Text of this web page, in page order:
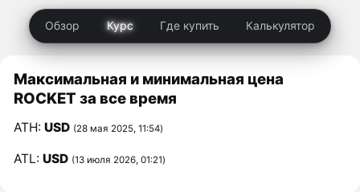
Обзор Курс Где купить Калькулятор
Максимальная и минимальная цена
ROCKET за все время
ATH:USD (28 мая 2025, 11:54)
ATL:USD (13 июля 2026, 01:21)